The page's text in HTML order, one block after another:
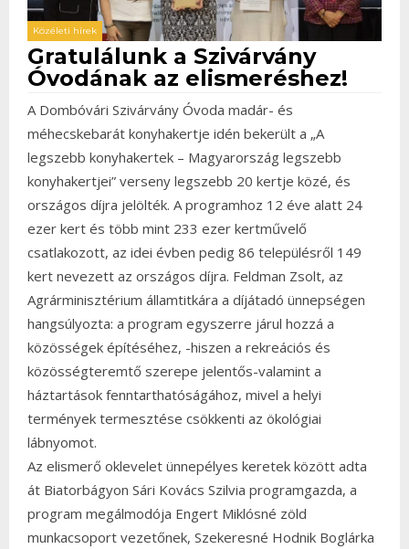
Közéleti hírek
Gratulálunk a Szivárvány
Óvodának az elismeréshez!
A Dombóvári Szivárvány Óvoda madár- és
méhecskebarát konyhakertje idén bekerült a „A
legszebb konyhakertek – Magyarország legszebb
konyhakertjei” verseny legszebb 20 kertje közé, és
országos díjra jelölték. A programhoz 12 éve alatt 24
ezer kert és több mint 233 ezer kertművelő
csatlakozott, az idei évben pedig 86 településről 149
kert nevezett az országos díjra. Feldman Zsolt, az
Agrárminisztérium államtitkára a díjátadó ünnepségen
hangsúlyozta: a program egyszerre járul hozzá a
közösségek építéséhez, -hiszen a rekreációs és
közösségteremtő szerepe jelentős-valamint a
háztartások fenntarthatóságához, mivel a helyi
termények termesztése csökkenti az ökológiai
lábnyomot.
Az elismerő oklevelet ünnepélyes keretek között adta
át Biatorbágyon Sári Kovács Szilvia programgazda, a
program megálmodója Engert Miklósné zöld
munkacsoport vezetőnek, Szekeresné Hodnik Boglárka